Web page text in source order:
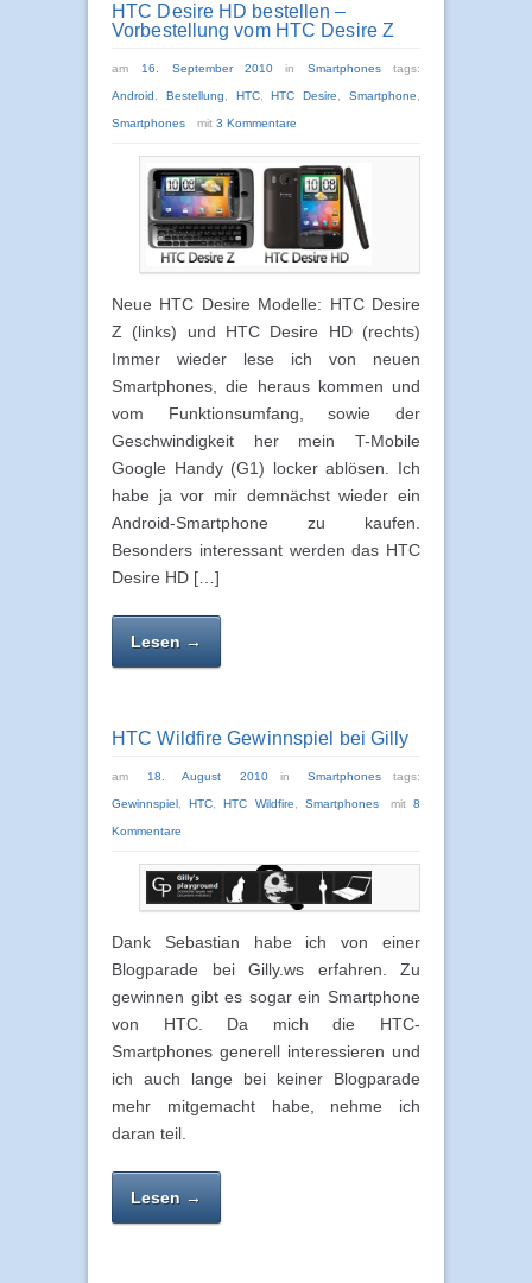
HTC Desire HD bestellen –
Vorbestellung vom HTC Desire Z
am 16. September 2010 in Smartphones tags:
Android , Bestellung, HTC, HTC Desire,Smartphone,
Smartphones mit 3 Kommentare
Neue HTC Desire Modelle: HTC Desire
Z (links) und HTC Desire HD (rechts)
Immer wieder lese ich von neuen
Smartphones, die heraus kommen und
vom Funktionsumfang, sowie der
Geschwindigkeit her mein T-Mobile
Google Handy (G1) locker ablösen. Ich
habe ja vor mir demnächst wieder ein
Android-Smartphone zu kaufen.
Besonders interessant werden das HTC
Desire HD […]
Lesen →
HTC Wildfire Gewinnspiel bei Gilly
am 18. August 2010 in Smartphones tags:
Gewinnspiel,HTC,HTC Wildfire, Smartphones mit8
Kommentare
Dank Sebastian habe ich von einer
Blogparade bei Gilly.ws erfahren. Zu
gewinnen gibt es sogar ein Smartphone
von HTC. Da mich die HTC-
Smartphones generell interessieren und
ich auch lange bei keiner Blogparade
mehr mitgemacht habe, nehme ich
daran teil.
Lesen →